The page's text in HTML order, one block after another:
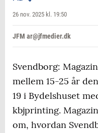
26 nov. 2025 kl. 19:50
JFM ar@jfmedier.dk
Svendborg:
mellem 15-25 år
19 i Bydelshuset
kbjprinting.
om, hvordan